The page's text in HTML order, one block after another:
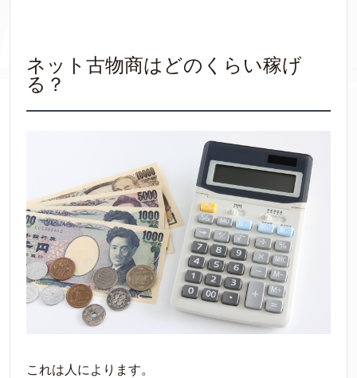
ネット古物商はどのくらい稼げ
る？
これは人によります。